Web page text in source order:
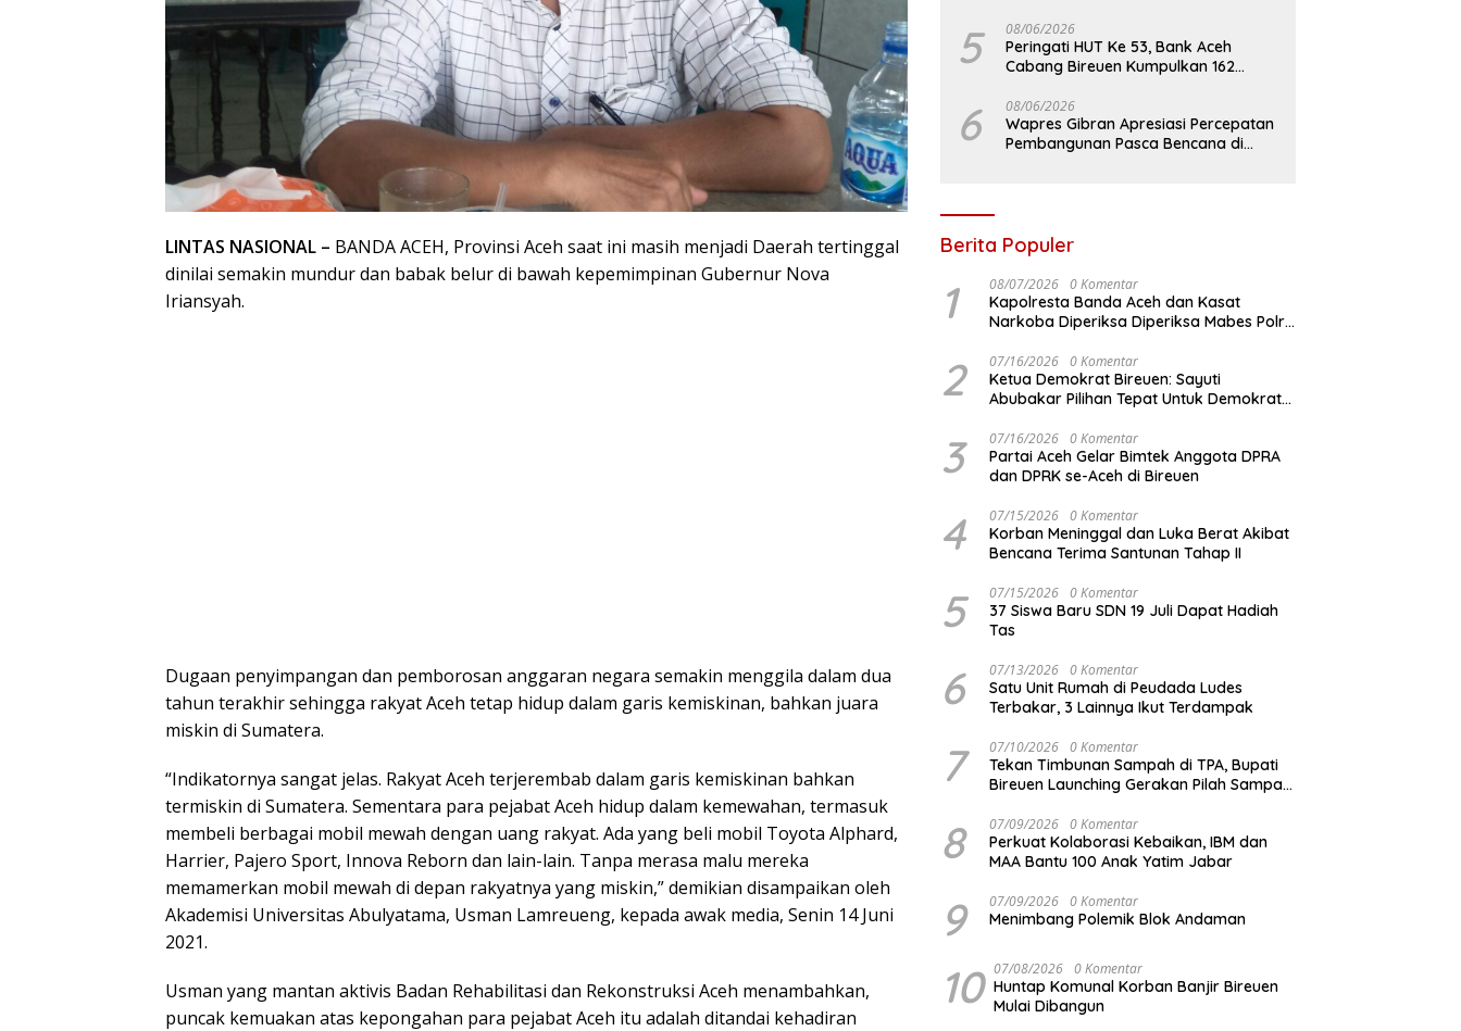
LINTAS NASIONAL – BANDA ACEH, Provinsi Aceh saat ini masih menjadi Daerah tertinggal
dinilai semakin mundur dan babak belur di bawah kepemimpinan Gubernur Nova
Iriansyah.
Dugaan penyimpangan dan pemborosan anggaran negara semakin menggila dalam dua
tahun terakhir sehingga rakyat Aceh tetap hidup dalam garis kemiskinan, bahkan juara
miskin di Sumatera.
“Indikatornya sangat jelas. Rakyat Aceh terjerembab dalam garis kemiskinan bahkan
termiskin di Sumatera. Sementara para pejabat Aceh hidup dalam kemewahan, termasuk
membeli berbagai mobil mewah dengan uang rakyat. Ada yang beli mobil Toyota Alphard,
Harrier, Pajero Sport, Innova Reborn dan lain-lain. Tanpa merasa malu mereka
memamerkan mobil mewah di depan rakyatnya yang miskin,” demikian disampaikan oleh
Akademisi Universitas Abulyatama, Usman Lamreueng, kepada awak media, Senin 14 Juni
2021.
Usman yang mantan aktivis Badan Rehabilitasi dan Rekonstruksi Aceh menambahkan,
puncak kemuakan atas kepongahan para pejabat Aceh itu adalah ditandai kehadiran
5 08/06/2026
Peringati HUT Ke 53, Bank Aceh
Cabang Bireuen Kumpulkan 162
6 08/06/2026
Wapres Gibran Apresiasi Percepatan
Pembangunan Pasca Bencana di
Berita Populer
1 08/07/2026 0 Komentar
Kapolresta Banda Aceh dan Kasat
Narkoba Diperiksa Diperiksa Mabes Polri,
2 07/16/2026 0 Komentar
Ketua Demokrat Bireuen: Sayuti
Abubakar Pilihan Tepat Untuk Demokrat
3 07/16/2026 0 Komentar
Partai Aceh Gelar Bimtek Anggota DPRA
dan DPRK se-Aceh di Bireuen
4 07/15/2026 0 Komentar
Korban Meninggal dan Luka Berat Akibat
Bencana Terima Santunan Tahap II
5 07/15/2026 0 Komentar
37 Siswa Baru SDN 19 Juli Dapat Hadiah
Tas
6 07/13/2026 0 Komentar
Satu Unit Rumah di Peudada Ludes
Terbakar, 3 Lainnya Ikut Terdampak
7 07/10/2026 0 Komentar
Tekan Timbunan Sampah di TPA, Bupati
Bireuen Launching Gerakan Pilah Sampah
8 07/09/2026 0 Komentar
Perkuat Kolaborasi Kebaikan, IBM dan
MAA Bantu 100 Anak Yatim Jabar
9 07/09/2026 0 Komentar
Menimbang Polemik Blok Andaman
10 07/08/2026 0 Komentar
Huntap Komunal Korban Banjir Bireuen
Mulai Dibangun